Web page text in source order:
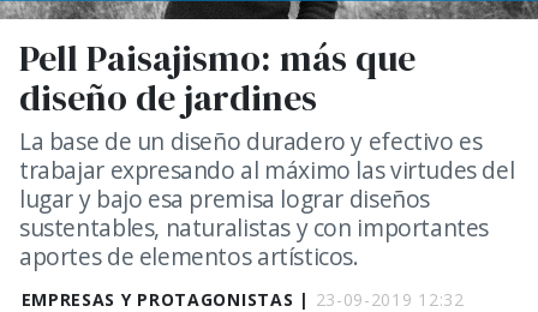
EMPRESAS Y PROTAGONISTAS | 23-09-2019 12:32
Pell Paisajismo: más que
diseño de jardines
La base de un diseño duradero y efectivo es
trabajar expresando al máximo las virtudes del
lugar y bajo esa premisa lograr diseños
sustentables, naturalistas y con importantes
aportes de elementos artísticos.